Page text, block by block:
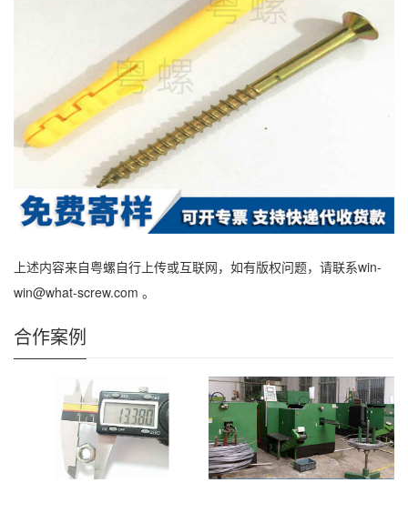
上述内容来自粤螺自行上传或互联网，如有版权问题，请联系win-
win@what-screw.com 。
合作案例